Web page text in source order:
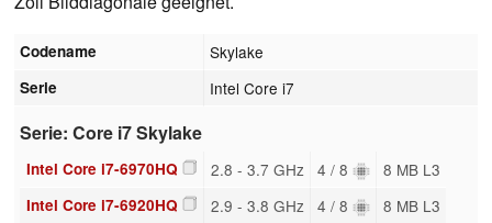
Codename Skylake
Serie Intel Core i7
Serie: Core i7 Skylake
Intel Core i7-6970HQ 2.8 - 3.7 GHz 4 / 8 8 MB L3
Intel Core i7-6920HQ 2.9 - 3.8 GHz 4 / 8 8 MB L3